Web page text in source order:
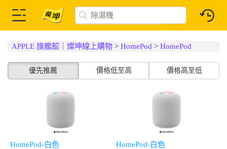
APPLE 旗艦館｜燦坤線上購物 >HomePod >HomePod
優先推薦 價格低至高 價格高至低
HomePod-白色 HomePod-白色